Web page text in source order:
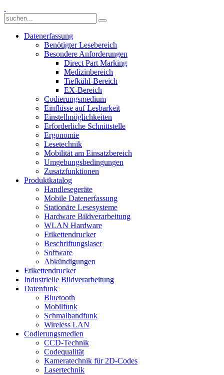
Datenerfassung
Benötigter Lesebereich
Besondere Anforderungen
Direct Part Marking
Medizinbereich
Tiefkühl-Bereich
EX-Bereich
Codierungsmedium
Einflüsse auf Lesbarkeit
Einstellmöglichkeiten
Erforderliche Schnittstelle
Ergonomie
Lesetechnik
Mobilität am Einsatzbereich
Umgebungsbedingungen
Zusatzfunktionen
Produktkatalog
Handlesegeräte
Mobile Datenerfassung
Stationäre Lesesysteme
Hardware Bildverarbeitung
WLAN Hardware
Etikettendrucker
Beschriftungslaser
Software
Abkündigungen
Etikettendrucker
Industrielle Bildverarbeitung
Datenfunk
Bluetooth
Mobilfunk
Schmalbandfunk
Wireless LAN
Codierungs­medien
CCD-Technik
Codequalität
Kameratechnik für 2D-Codes
Lasertechnik